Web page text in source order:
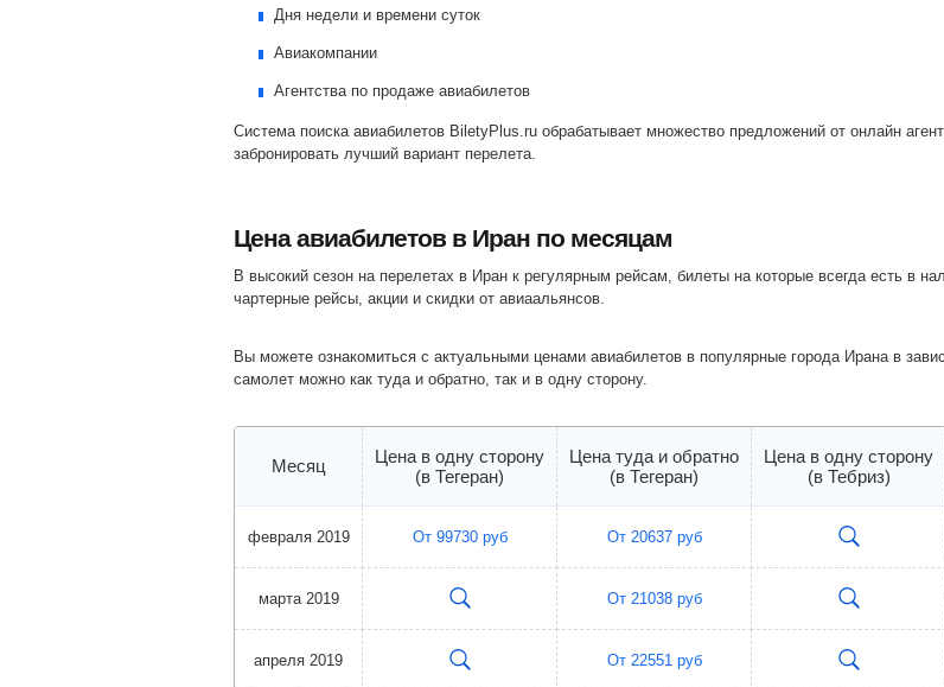
Дня недели и времени суток
Авиакомпании
Агентства по продаже авиабилетов
Система поиска авиабилетов BiletyPlus.ru обрабатывает множество предложений от онлайн
забронировать лучший вариант перелета.
Цена авиабилетов в Иран по месяцам
В высокий сезон на перелетах в Иран к регулярным рейсам, билеты на которые всегда есть в наличии, так же добавляются специальные тарифы,
чартерные рейсы, акции и скидки от авиаальянсов.
Вы можете ознакомиться с актуальными ценами авиабилетов в популярные города Ирана в
самолет можно как туда и обратно, так и в одну сторону.
Месяц
Цена в одну сторону
(в Тегеран)
Цена туда и обратно
(в Тегеран)
Цена в одну сторону
(в Тебриз)
февраля 2019 От 99730 руб От 20637 руб
марта 2019 От 21038 руб
апреля 2019 От 22551 руб